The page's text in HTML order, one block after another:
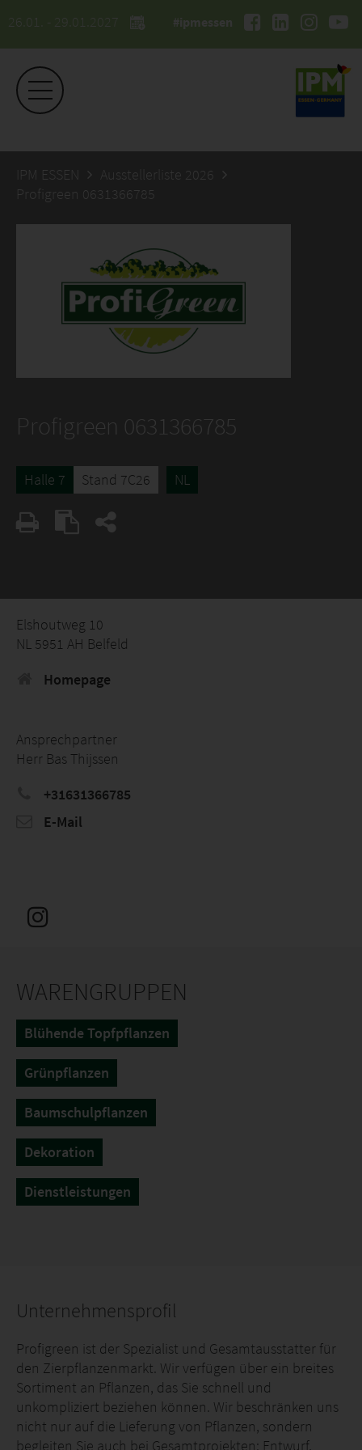
26.01. - 29.01.2027 #ipmessen
IPM ESSEN
Ausstellerliste 2026
Profigreen 0631366785
Profigreen 0631366785
Halle 7 Stand 7C26 NL
Elshoutweg 10
NL 5951 AH Belfeld
Homepage
Ansprechpartner
Herr Bas Thijssen
+31631366785
E-Mail
WARENGRUPPEN
Blühende Topfpflanzen
Grünpflanzen
Baumschulpflanzen
Dekoration
Dienstleistungen
Unternehmensprofil
Profigreen ist der Spezialist und Gesamtausstatter für
den Zierpflanzenmarkt. Wir verfügen über ein breites
Sortiment an Pflanzen, das Sie schnell und
unkompliziert beziehen können. Wir beschränken uns
nicht nur auf die Lieferung von Pflanzen, sondern
begleiten Sie auch bei Gesamtprojekten: Entwurf,